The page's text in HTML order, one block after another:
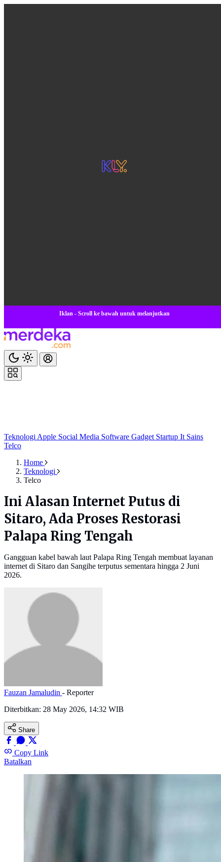
Iklan - Scroll ke bawah untuk melanjutkan
Teknologi Apple Social Media Software Gadget Startup It Sains
Telco
Home
Teknologi
Telco
Ini Alasan Internet Putus di
Sitaro, Ada Proses Restorasi
Palapa Ring Tengah
Gangguan kabel bawah laut Palapa Ring Tengah membuat layanan
internet di Sitaro dan Sangihe terputus sementara hingga 2 Juni
2026.
Fauzan Jamaludin - Reporter
Diterbitkan: 28 May 2026, 14:32 WIB
Share
Copy Link
Batalkan